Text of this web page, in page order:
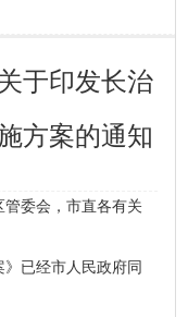
于印发长治
方案的通知
委会，市直各有关
》已经市人民政府同